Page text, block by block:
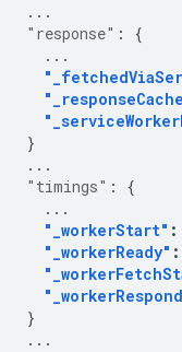
...
"response" :
{
...
}
...
"timings" :
{
...
"_workerStart" :
"_workerReady" :
}
...